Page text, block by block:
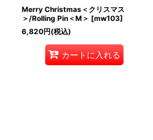
Merry Christmas＜クリスマス
＞/Rolling Pin＜M＞ [mw103]
6,820円(税込)
カートに入れる